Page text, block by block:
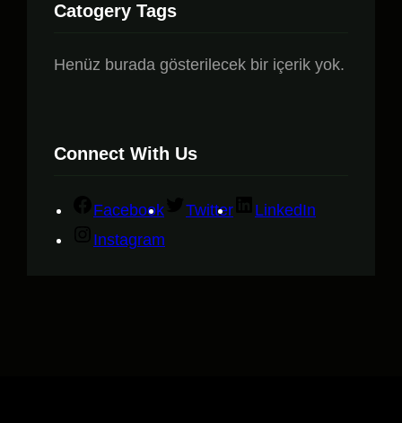
Catogery Tags
Henüz burada gösterilecek bir içerik yok.
Connect With Us
Facebook Twitter
LinkedIn
Instagram